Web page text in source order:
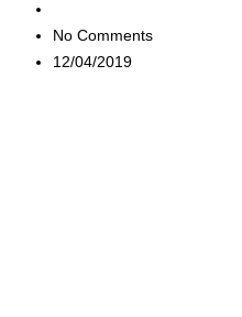
No Comments
12/04/2019